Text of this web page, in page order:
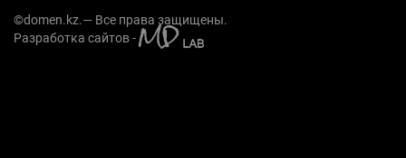
©domen.kz.— Все права защищены.
Разработка сайтов -